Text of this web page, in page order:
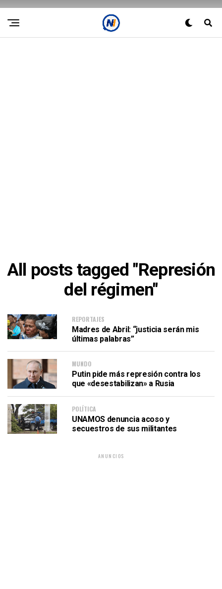
All posts tagged "Represión
del régimen"
REPORTAJES
Madres de Abril: “justicia serán mis
últimas palabras”
MUNDO
Putin pide más represión contra los
que «desestabilizan» a Rusia
POLÍTICA
UNAMOS denuncia acoso y
secuestros de sus militantes
ANUNCIOS